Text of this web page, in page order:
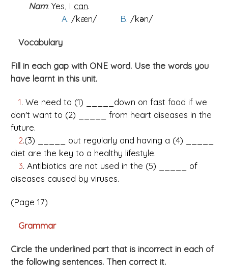
Nam: Yes, I can.
A. /kæn/ B. /kǝn/
Vocabulary
Fill in each gap with ONE word. Use the words you
have learnt in this unit.
1. We need to (1) _____down on fast food if we
don't want to (2) _____ from heart diseases in the
future.
2.(3) _____ out regularly and having a (4) _____
diet are the key to a healthy lifestyle.
3. Antibiotics are not used in the (5) _____ of
diseases caused by viruses.
(Page 17)
Grammar
Circle the underlined part that is incorrect in each of
the following sentences. Then correct it.